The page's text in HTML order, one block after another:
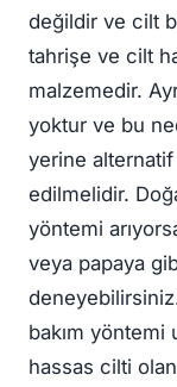
değildir ve cilt
tahrişe ve cilt
malzemedir.
yoktur ve bu
yerine
edilmelidir.
yöntemi
veya papaya
bakım
hassas cilti